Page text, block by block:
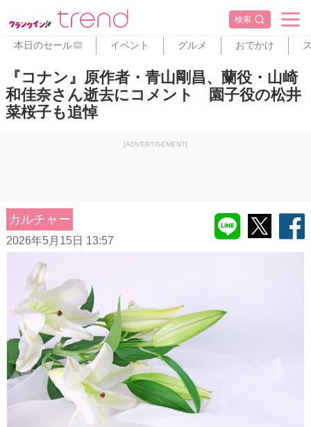
検索
本日のセール PR イベント グルメ おでかけ
『コナン』原作者・青山剛昌、蘭役・山崎
和佳奈さん逝去にコメント 園子役の松井
菜桜子も追悼
[ADVERTISEMENT]
カルチャー
2026年5月15日 13:57